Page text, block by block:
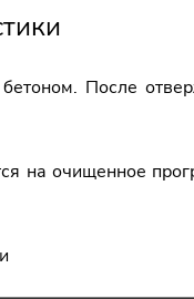
После
на очищенное